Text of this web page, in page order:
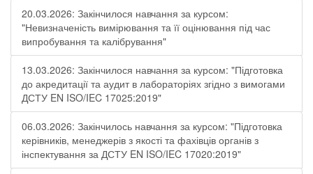
20.03.2026: Закінчилося навчання за курсом:
"Невизначеність вимірювання та її оцінювання під час
випробування та калібрування"
13.03.2026: Закінчилося навчання за курсом: "Підготовка
до акредитації та аудит в лабораторіях згідно з вимогами
ДСТУ EN ISO/IEC 17025:2019"
06.03.2026: Закінчилось навчання за курсом: "Підготовка
керівників, менеджерів з якості та фахівців органів з
інспектування за ДСТУ EN ISO/IEC 17020:2019"